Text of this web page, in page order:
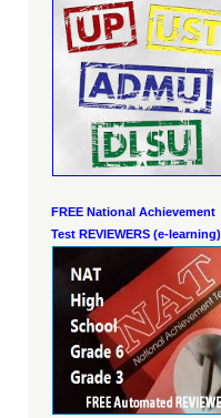
FREE National Achievement
Test REVIEWERS (e-learning)